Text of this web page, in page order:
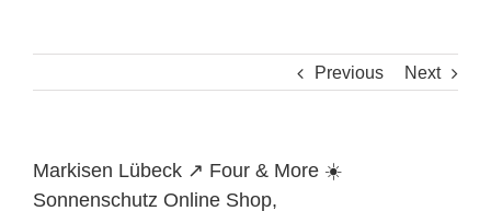
Previous Next
Markisen Lübeck ↗️ Four & More ☀️
Sonnenschutz Online Shop,